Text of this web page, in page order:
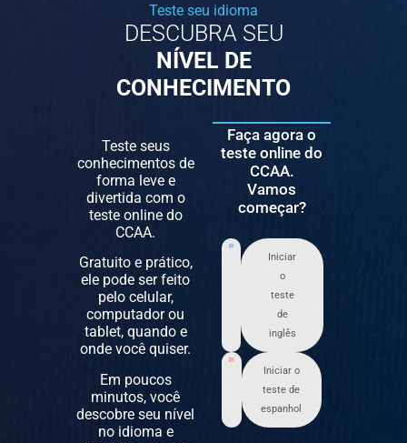
Teste seu idioma
DESCUBRA SEU
NÍVEL DE
CONHECIMENTO
Teste seus
conhecimentos de
forma leve e
divertida com o
teste online do
CCAA.
Gratuito e prático,
ele pode ser feito
pelo celular,
computador ou
tablet, quando e
onde você quiser.
Em poucos
minutos, você
descobre seu nível
no idioma e
Faça agora o
teste online do
CCAA.
Vamos
começar?
Iniciar
o
teste
de
inglês
Iniciar o
teste de
espanhol